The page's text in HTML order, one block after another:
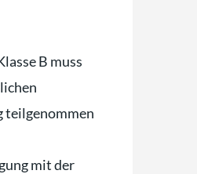
B muss
teilgenommen
mit der